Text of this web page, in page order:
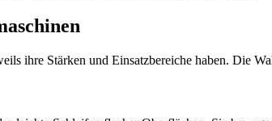
ihre Stärken und Einsatzbereiche haben. Die